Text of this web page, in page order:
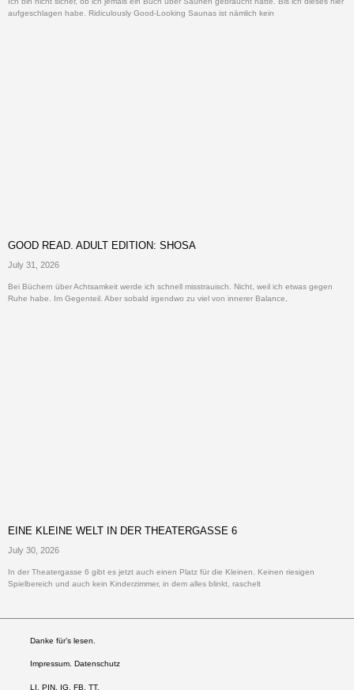
aufgeschlagen habe. Ridiculously Good-Looking Saunas ist nämlich kein
GOOD READ. ADULT EDITION: SHOSA
July 31, 2026
Bei Büchern über Achtsamkeit werde ich schnell misstrauisch. Nicht, weil ich etwas gegen
Ruhe habe. Im Gegenteil. Aber sobald irgendwo zu viel von innerer Balance,
EINE KLEINE WELT IN DER THEATERGASSE 6
July 30, 2026
In der Theatergasse 6 gibt es jetzt auch einen Platz für die Kleinen. Keinen riesigen
Spielbereich und auch kein Kinderzimmer, in dem alles blinkt, raschelt
Danke für’s lesen.
Impressum. Datenschutz
LI PIN. IG FB. TT.